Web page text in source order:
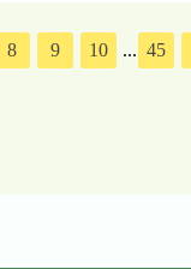
8 9 10 ... 45